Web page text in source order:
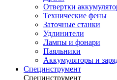
Отвертки
Технические фены
Заточные станки
Удлинители
Лампы и фонари
Паяльники
Аккумуляторы и
Специнструмент
Специнструмент